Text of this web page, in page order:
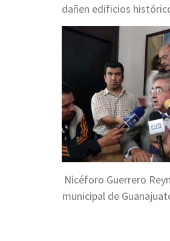
dañen edificios
Nicéforo Guerrero
municipal de